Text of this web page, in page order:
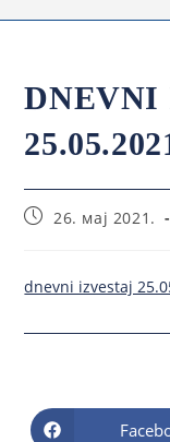
DNEVNI
26. мај 2021.
dnevni izvestaj